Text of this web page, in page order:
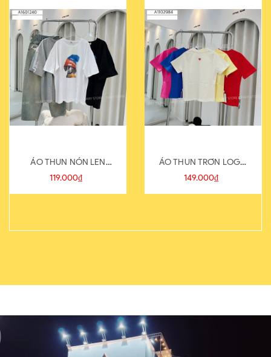
ÁO THUN NÓN LEN
821-1
119.000₫
ÁO THUN TRƠN LOGO
SAU
149.000₫